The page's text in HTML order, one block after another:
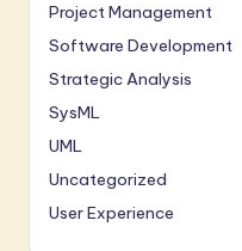
Project Management
Software Development
Strategic Analysis
SysML
UML
Uncategorized
User Experience